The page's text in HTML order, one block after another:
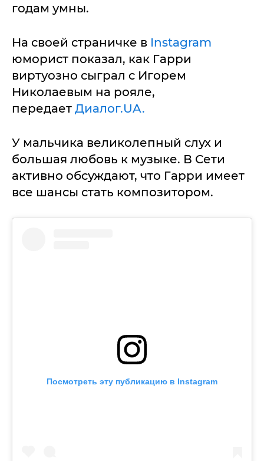
годам умны.
На своей страничке в Instagram
юморист показал, как Гарри
виртуозно сыграл с Игорем
Николаевым на рояле,
передает Диалог.UA.
У мальчика великолепный слух и
большая любовь к музыке. В Сети
активно обсуждают, что Гарри имеет
все шансы стать композитором.
Посмотреть эту публикацию в Instagram